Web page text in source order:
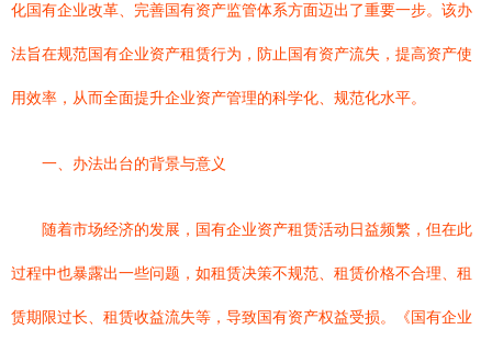
化国有企业改革、完善国有资产监管体系方面迈出了重要一步。该办
法旨在规范国有企业资产租赁行为，防止国有资产流失，提高资产使
用效率，从而全面提升企业资产管理的科学化、规范化水平。
一、办法出台的背景与意义
随着市场经济的发展，国有企业资产租赁活动日益频繁，但在此
过程中也暴露出一些问题，如租赁决策不规范、租赁价格不合理、租
赁期限过长、租赁收益流失等，导致国有资产权益受损。《国有企业